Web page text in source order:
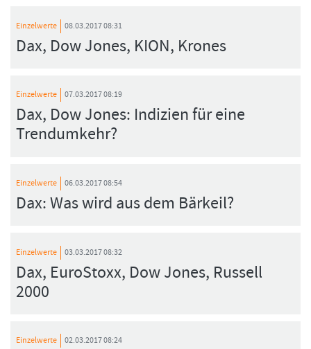
Einzelwerte 08.03.2017 08:31
Dax, Dow Jones, KION, Krones
Einzelwerte 07.03.2017 08:19
Dax, Dow Jones: Indizien für eine
Trendumkehr?
Einzelwerte 06.03.2017 08:54
Dax: Was wird aus dem Bärkeil?
Einzelwerte 03.03.2017 08:32
Dax, EuroStoxx, Dow Jones, Russell
2000
Einzelwerte 02.03.2017 08:24